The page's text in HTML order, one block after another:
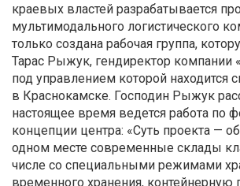
краевых властей разрабатывается
мультимодального логистического
только создана рабочая группа,
Тарас Рыжук, гендиректор компании
под управлением которой находится
в Краснокамске. Господин Рыжук
настоящее время ведется работа по
концепции центра: «Суть проекта —
одном месте современные склады
числе со специальными режимами
временного хранения, контейнерную